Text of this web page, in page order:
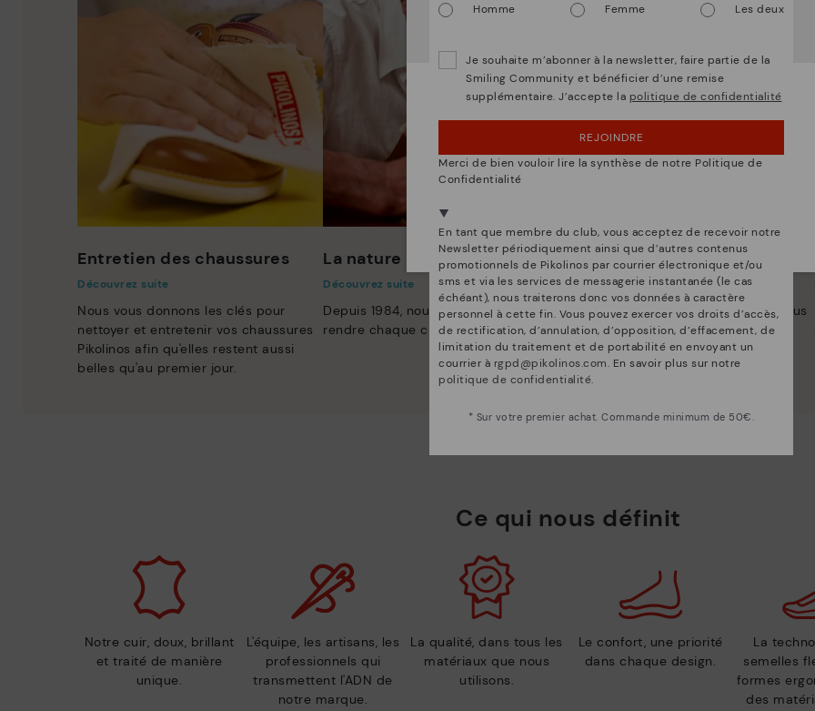
Entretien des chaussures
Découvrez suite
Nous vous donnons les clés pour
nettoyer et entretenir vos chaussures
Pikolinos afin qu'elles restent aussi
belles qu'au premier jour.
La nature de Pikolinos
Découvrez suite
Depuis 1984, nous nous efforçons de
rendre chaque chaussure unique.
Innovation
Découvrez suite
Le cuir est ce qui nous définit et nous
représente le mieux.
Ce qui nous définit
Notre cuir, doux, brillant
et traité de manière
unique.
L'équipe, les artisans, les
professionnels qui
transmettent l'ADN de
notre marque.
La qualité, dans tous les
matériaux que nous
utilisons.
Le confort, une priorité
dans chaque design.
La
semelles
formes
des
Il semble que vous êtes en États-Unis
et vous allez
OUPS... JE ME SUIS TROMPÉ, JE VEUX RESTER
NON, JE VEUX ALLER SUR LE SITE WEB DU
LUXEMBOURG
Sélectionnez la vôtreici.
Homme
Femme Les deux
Je souhaite m’abonner à la newsletter, faire partie de la
Smiling Community et bénéficier d’une remise
supplémentaire. J’accepte la politique de confidentialité
REJOINDRE
Merci de bien vouloir lire la synthèse de notre Politique de
Confidentialité
En tant que membre du club, vous acceptez de recevoir notre
Newsletter périodiquement ainsi que d’autres contenus
promotionnels de Pikolinos par courrier électronique et/ou
sms et via les services de messagerie instantanée (le cas
échéant), nous traiterons donc vos données à caractère
personnel à cette fin. Vous pouvez exercer vos droits d’accès,
de rectification, d’annulation, d’opposition, d’effacement, de
limitation du traitement et de portabilité en envoyant un
courrier à rgpd@pikolinos.com. En savoir plus sur notre
politique de confidentialité.
* Sur votre premier achat. Commande minimum de 50€.